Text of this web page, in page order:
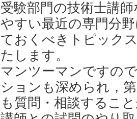
受験部門の技術士講
やすい最近の専門分
ておくべきトピック
たします。
マンツーマンですの
ションも深められ，
も質問・相談するこ